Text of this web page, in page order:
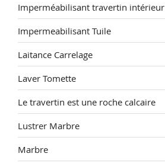
Imperméabilisant travertin intérieur
Impermeabilisant Tuile
Laitance Carrelage
Laver Tomette
Le travertin est une roche calcaire
Lustrer Marbre
Marbre